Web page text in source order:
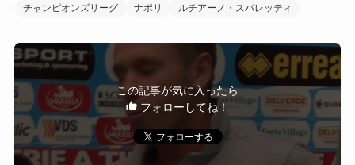
チャンピオンズリーグ
ナポリ ルチアーノ・スパレッティ
この記事が気に入ったら
フォローしてね！